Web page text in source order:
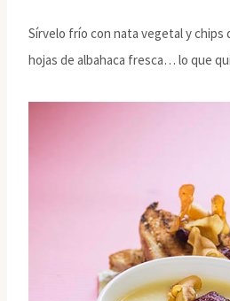
Sírvelo frío con nata vegetal y
hojas de albahaca fresca… lo que